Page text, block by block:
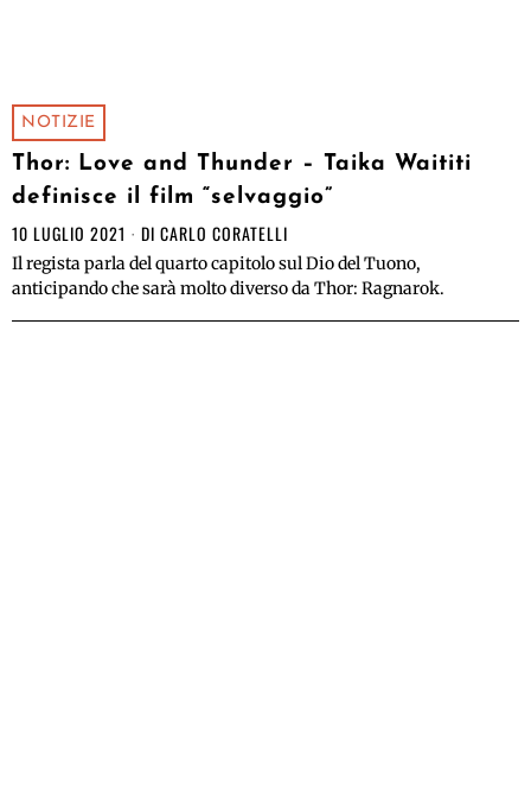
NOTIZIE
Thor: Love and Thunder – Taika Waititi
definisce il film “selvaggio”
10 LUGLIO 2021 DI CARLO CORATELLI
Il regista parla del quarto capitolo sul Dio del Tuono,
anticipando che sarà molto diverso da Thor: Ragnarok.